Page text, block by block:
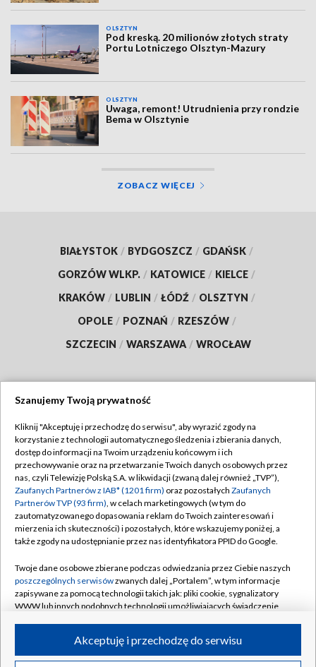
OLSZTYN
Pod kreską. 20 milionów złotych straty
Portu Lotniczego Olsztyn-Mazury
OLSZTYN
Uwaga, remont! Utrudnienia przy rondzie
Bema w Olsztynie
ZOBACZ WIĘCEJ
BIAŁYSTOK / BYDGOSZCZ / GDAŃSK /
GORZÓW WLKP. / KATOWICE / KIELCE /
KRAKÓW / LUBLIN / ŁÓDŹ / OLSZTYN /
OPOLE / POZNAŃ / RZESZÓW /
SZCZECIN / WARSZAWA / WROCŁAW
TVP
Abonament TVP
Emisja w TVP
Centrum informacji TVP
Naziemna Telewizja Cyfrowa
Rada Programowa
System NOS
Informacje o nadawcy
Program dla prasy
Regulamin TVP
Polityka prywatności
Moje zgody
Pomoc
Kontakt
Kanały
©2026 Telewizja Polska S.A. w likwidacji
Szanujemy Twoją prywatność
Kliknij "Akceptuję i przechodzę do serwisu", aby wyrazić zgody na
korzystanie z technologii automatycznego śledzenia i zbierania danych,
dostęp do informacji na Twoim urządzeniu końcowym i ich
przechowywanie oraz na przetwarzanie Twoich danych osobowych przez
nas, czyli Telewizję Polską S.A. w likwidacji (zwaną dalej również „TVP”),
Zaufanych Partnerów z IAB* (1201 firm) oraz pozostałych Zaufanych
Partnerów TVP (93 firm), w celach marketingowych (w tym do
zautomatyzowanego dopasowania reklam do Twoich zainteresowań i
mierzenia ich skuteczności) i pozostałych, które wskazujemy poniżej, a
także zgody na udostępnianie przez nas identyfikatora PPID do Google.
Twoje dane osobowe zbierane podczas odwiedzania przez Ciebie naszych
poszczególnych serwisówzwanych dalej „Portalem”, w tym informacje
zapisywane za pomocą technologii takich jak: pliki cookie, sygnalizatory
WWW lub innych podobnych technologii umożliwiających świadczenie
ruchu w Internecie.Akceptuję i przechodzę do serwisu